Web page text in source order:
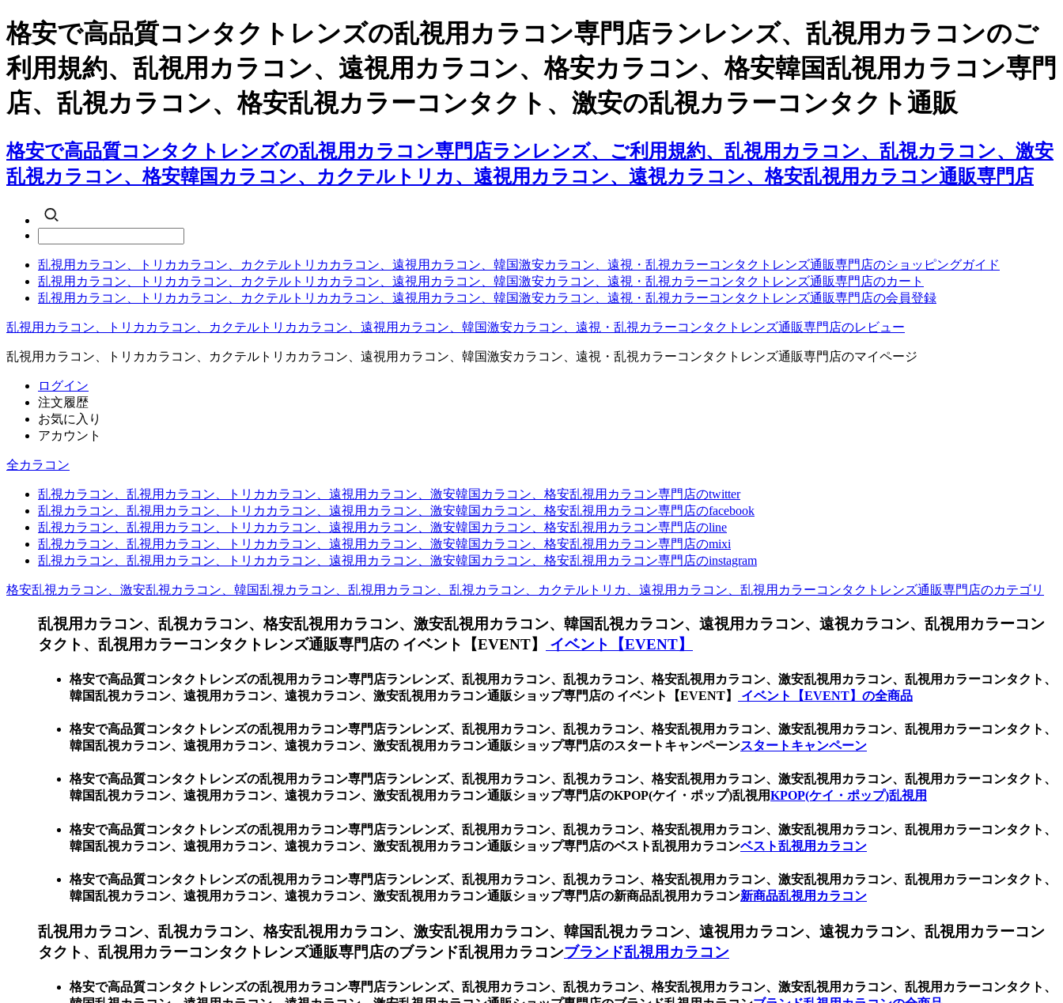
格安で高品質コンタクトレンズの乱視用カラコン専門店ランレンズ、乱視用カラコンのご
利用規約、乱視用カラコン、遠視用カラコン、格安カラコン、格安韓国乱視用カラコン専門
店、乱視カラコン、格安乱視カラーコンタクト、激安の乱視カラーコンタクト通販
格安で高品質コンタクトレンズの乱視用カラコン専門店ランレンズ、ご利用規約、乱視用カラコン、乱視カラコン、激安
乱視カラコン、格安韓国カラコン、カクテルトリカ、遠視用カラコン、遠視カラコン、格安乱視用カラコン通販専門店
乱視用カラコン、トリカカラコン、カクテルトリカカラコン、遠視用カラコン、韓国激安カラコン、遠視・乱視カラーコンタクトレンズ通販専門店のショッピングガイド
乱視用カラコン、トリカカラコン、カクテルトリカカラコン、遠視用カラコン、韓国激安カラコン、遠視・乱視カラーコンタクトレンズ通販専門店のカート
乱視用カラコン、トリカカラコン、カクテルトリカカラコン、遠視用カラコン、韓国激安カラコン、遠視・乱視カラーコンタクトレンズ通販専門店の会員登録
乱視用カラコン、トリカカラコン、カクテルトリカカラコン、遠視用カラコン、韓国激安カラコン、遠視・乱視カラーコンタクトレンズ通販専門店のレビュー
乱視用カラコン、トリカカラコン、カクテルトリカカラコン、遠視用カラコン、韓国激安カラコン、遠視・乱視カラーコンタクトレンズ通販専門店のマイページ
ログイン
注文履歴
お気に入り
アカウント
全カラコン
乱視カラコン、乱視用カラコン、トリカカラコン、遠視用カラコン、激安韓国カラコン、格安乱視用カラコン専門店のtwitter
乱視カラコン、乱視用カラコン、トリカカラコン、遠視用カラコン、激安韓国カラコン、格安乱視用カラコン専門店のfacebook
乱視カラコン、乱視用カラコン、トリカカラコン、遠視用カラコン、激安韓国カラコン、格安乱視用カラコン専門店のline
乱視カラコン、乱視用カラコン、トリカカラコン、遠視用カラコン、激安韓国カラコン、格安乱視用カラコン専門店のmixi
乱視カラコン、乱視用カラコン、トリカカラコン、遠視用カラコン、激安韓国カラコン、格安乱視用カラコン専門店のinstagram
格安乱視カラコン、激安乱視カラコン、韓国乱視カラコン、乱視用カラコン、乱視カラコン、カクテルトリカ、遠視用カラコン、乱視用カラーコンタクトレンズ通販専門店のカテゴリ
乱視用カラコン、乱視カラコン、格安乱視用カラコン、激安乱視用カラコン、韓国乱視カラコン、遠視用カラコン、遠視カラコン、乱視用カラーコン
タクト、乱視用カラーコンタクトレンズ通販専門店の イベント【EVENT】
イベント【EVENT】
格安で高品質コンタクトレンズの乱視用カラコン専門店ランレンズ、乱視用カラコン、乱視カラコン、格安乱視用カラコン、激安乱視用カラコン、乱視用カラーコンタクト、
韓国乱視カラコン、遠視用カラコン、遠視カラコン、激安乱視用カラコン通販ショップ専門店の イベント【EVENT】
イベント【EVENT】の全商品
格安で高品質コンタクトレンズの乱視用カラコン専門店ランレンズ、乱視用カラコン、乱視カラコン、格安乱視用カラコン、激安乱視用カラコン、乱視用カラーコンタクト、
韓国乱視カラコン、遠視用カラコン、遠視カラコン、激安乱視用カラコン通販ショップ専門店のスタートキャンペーンスタートキャンペーン
格安で高品質コンタクトレンズの乱視用カラコン専門店ランレンズ、乱視用カラコン、乱視カラコン、格安乱視用カラコン、激安乱視用カラコン、乱視用カラーコンタクト、
韓国乱視カラコン、遠視用カラコン、遠視カラコン、激安乱視用カラコン通販ショップ専門店のKPOP(ケイ・ポップ)乱視用KPOP(ケイ・ポップ)乱視用
格安で高品質コンタクトレンズの乱視用カラコン専門店ランレンズ、乱視用カラコン、乱視カラコン、格安乱視用カラコン、激安乱視用カラコン、乱視用カラーコンタクト、
韓国乱視カラコン、遠視用カラコン、遠視カラコン、激安乱視用カラコン通販ショップ専門店のベスト乱視用カラコンベスト乱視用カラコン
格安で高品質コンタクトレンズの乱視用カラコン専門店ランレンズ、乱視用カラコン、乱視カラコン、格安乱視用カラコン、激安乱視用カラコン、乱視用カラーコンタクト、
韓国乱視カラコン、遠視用カラコン、遠視カラコン、激安乱視用カラコン通販ショップ専門店の新商品乱視用カラコン新商品乱視用カラコン
乱視用カラコン、乱視カラコン、格安乱視用カラコン、激安乱視用カラコン、韓国乱視カラコン、遠視用カラコン、遠視カラコン、乱視用カラーコン
タクト、乱視用カラーコンタクトレンズ通販専門店のブランド乱視用カラコンブランド乱視用カラコン
格安で高品質コンタクトレンズの乱視用カラコン専門店ランレンズ、乱視用カラコン、乱視カラコン、格安乱視用カラコン、激安乱視用カラコン、乱視用カラーコンタクト、